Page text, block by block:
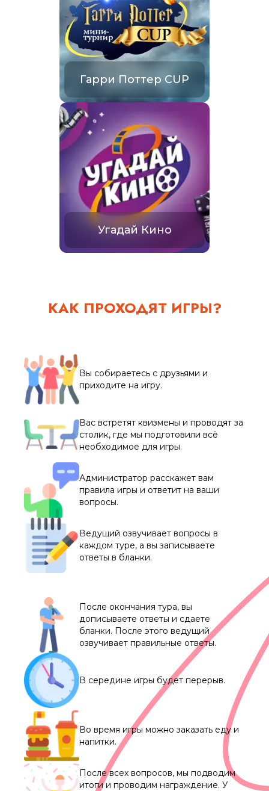
Гарри Поттер CUP
Угадай Кино
КАК ПРОХОДЯТ ИГРЫ?
Вы собираетесь с друзьями и
приходите на игру.
Вас встретят квизмены и проводят за
столик, где мы подготовили всё
необходимое для игры.
Администратор расскажет вам
правила игры и ответит на ваши
вопросы.
Ведущий озвучивает вопросы в
каждом туре, а вы записываете
ответы в бланки.
После окончания тура, вы
дописываете ответы и сдаете
бланки. После этого ведущий
озвучивает правильные ответы.
В середине игры будет перерыв.
Во время игры можно заказать еду и
напитки.
После всех вопросов, мы подводим
итоги и проводим награждение. У